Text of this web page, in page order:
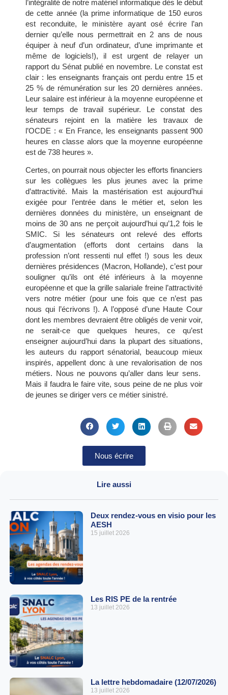
l’intégralité de notre matériel informatique dès le début
de cette année (la prime informatique de 150 euros
est reconduite, le ministère ayant osé écrire l’an
dernier qu’elle nous permettrait en 2 ans de nous
équiper à neuf d’un ordinateur, d’une imprimante et
même de logiciels!), il est urgent de relayer un
rapport du Sénat publié en novembre. Le constat est
clair : les enseignants français ont perdu entre 15 et
25 % de rémunération sur les 20 dernières années.
Leur salaire est inférieur à la moyenne européenne et
leur temps de travail supérieur. Le constat des
sénateurs rejoint en la matière les travaux de
l’OCDE : « En France, les enseignants passent 900
heures en classe alors que la moyenne européenne
est de 738 heures ».
Certes, on pourrait nous objecter les efforts financiers
sur les collègues les plus jeunes avec la prime
d’attractivité. Mais la mastérisation est aujourd’hui
exigée pour l’entrée dans le métier et, selon les
dernières données du ministère, un enseignant de
moins de 30 ans ne perçoit aujourd’hui qu’1,2 fois le
SMIC. Si les sénateurs ont relevé des efforts
d’augmentation (efforts dont certains dans la
profession n’ont ressenti nul effet !) sous les deux
dernières présidences (Macron, Hollande), c’est pour
souligner qu’ils ont été inférieurs à la moyenne
européenne et que la grille salariale freine l’attractivité
vers notre métier (pour une fois que ce n’est pas
nous qui l’écrivons !). A l’opposé d’une Haute Cour
dont les membres devraient être obligés de venir voir,
ne serait-ce que quelques heures, ce qu’est
enseigner aujourd’hui dans la plupart des situations,
les auteurs du rapport sénatorial, beaucoup mieux
inspirés, appellent donc à une revalorisation de nos
métiers. Nous ne pouvons qu’aller dans leur sens.
Mais il faudra le faire vite, sous peine de ne plus voir
de jeunes se diriger vers ce métier sinistré.
Nous écrire
Lire aussi
Deux rendez-vous en visio pour les
AESH
15 juillet 2026
Les RIS PE de la rentrée
13 juillet 2026
La lettre hebdomadaire (12/07/2026)
13 juillet 2026